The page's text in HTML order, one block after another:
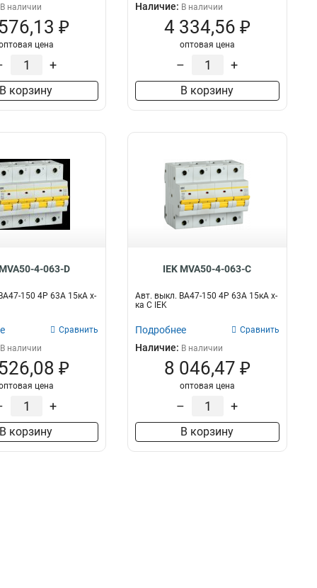
В наличии
₽
цена
+
В корзину
Наличие: В наличии
4 334,56 ₽
оптовая цена
– +
В корзину
4-063-D
150 4Р 63А 15кА х-
Сравнить
В наличии
₽
цена
+
В корзину
IEK MVA50-4-063-C
Авт. выкл. ВА47-150 4Р 63А 15кА х-
ка C IEK
Подробнее Сравнить
Наличие: В наличии
8 046,47 ₽
оптовая цена
– +
В корзину